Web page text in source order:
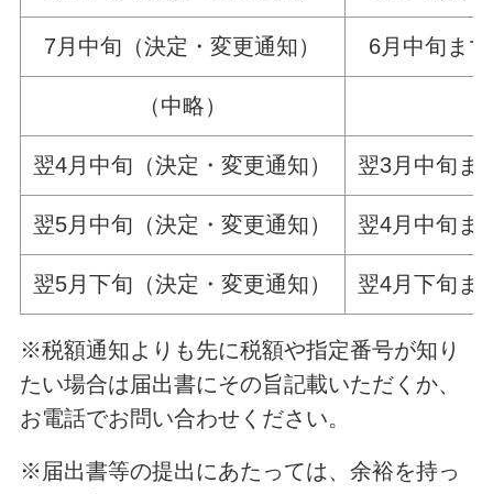
7月中旬（決定・変更通知） 6月中旬ま
（中略）
翌4月中旬（決定・変更通知） 翌3月中旬ま
翌5月中旬（決定・変更通知） 翌4月中旬ま
翌5月下旬（決定・変更通知） 翌4月下旬ま
※税額通知よりも先に税額や指定番号が知り
たい場合は届出書にその旨記載いただくか、
お電話でお問い合わせください。
※届出書等の提出にあたっては、余裕を持っ